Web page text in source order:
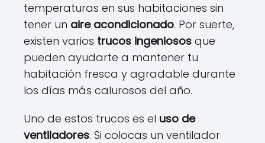
temperaturas en sus habitaciones sin
tener un aire acondicionado. Por suerte,
existen varios trucos ingeniosos que
pueden ayudarte a mantener tu
habitación fresca y agradable durante
los días más calurosos del año.
Uno de estos trucos es el uso de
ventiladores. Si colocas un ventilador